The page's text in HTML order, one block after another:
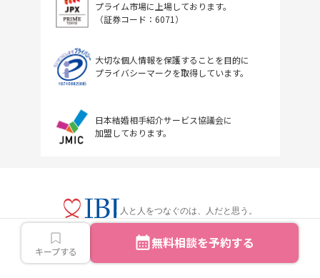
キープする 無料相談を予約する
プライム市場に上場しております。
（証券コード：6071）
大切な個人情報を保護することを目的に
プライバシーマークを取得しています。
日本結婚相手紹介サービス協議会に
加盟しております。
人と人をつなぐのは、人だと思う。